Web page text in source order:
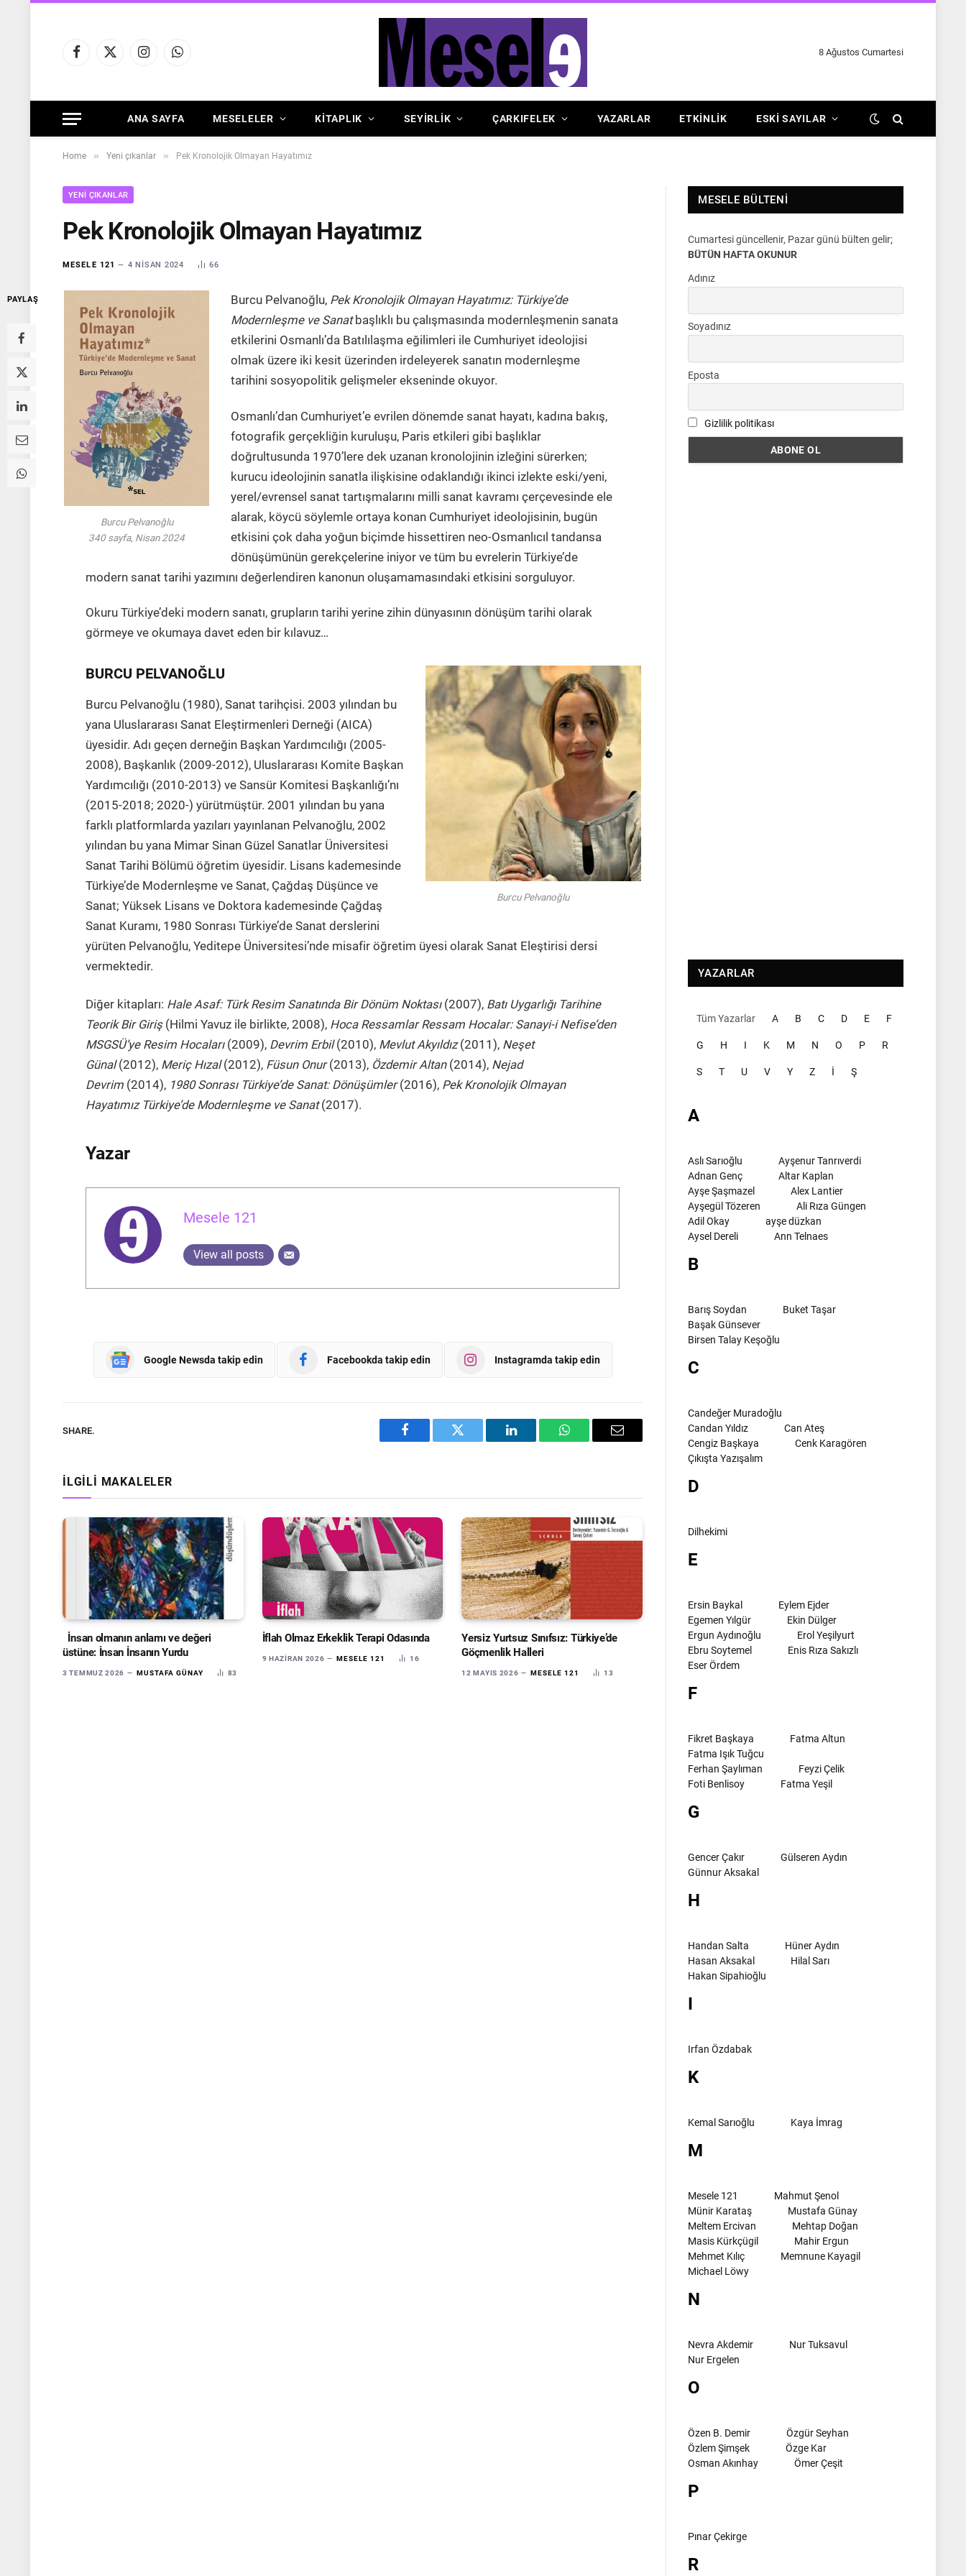
Facebook
X
InstagramWhatsApp
8 Ağustos Cumartesi
ANA SAYFA MESELELER KİTAPLIK SEYİRLİK ÇARKIFELEK YAZARLAR ETKINLIK ESKI SAYILAR
Home » Yeni çıkanlar » Pek Kronolojik Olmayan Hayatımız
YENI ÇIKANLAR
Pek Kronolojik Olmayan Hayatımız
MESELE 121 4 NISAN 2024 66
PAYLAŞ
Burcu Pelvanoğlu
340 sayfa, Nisan 2024
Burcu Pelvanoğlu, Pek Kronolojik Olmayan Hayatımız: Türkiye’de
Modernleşme ve Sanatbaşlıklı bu çalışmasında modernleşmenin sanata
etkilerini Osmanlı’da Batılılaşma eğilimleri ile Cumhuriyet ideolojisi
olmak üzere iki kesit üzerinden irdeleyerek sanatın modernleşme
tarihini sosyopolitik gelişmeler ekseninde okuyor.
Osmanlı’dan Cumhuriyet’e evrilen dönemde sanat hayatı, kadına bakış,
fotografik gerçekliğin kuruluşu, Paris etkileri gibi başlıklar
doğrultusunda 1970’lere dek uzanan kronolojinin izleğini sürerken;
kurucu ideolojinin sanatla ilişkisine odaklandığı ikinci izlekte eski/yeni,
yerel/evrensel sanat tartışmalarını milli sanat kavramı çerçevesinde ele
alarak, köycü söylemle ortaya konan Cumhuriyet ideolojisinin, bugün
etkisini çok daha yoğun biçimde hissettiren neo-Osmanlıcıl tandansa
dönüşümünün gerekçelerine iniyor ve tüm bu evrelerin Türkiye’de
modern sanat tarihi yazımını değerlendiren kanonun oluşamamasındaki etkisini sorguluyor.
Okuru Türkiye’deki modern sanatı, grupların tarihi yerine zihin dünyasının dönüşüm tarihi olarak
görmeye ve okumaya davet eden bir kılavuz…
Burcu Pelvanoğlu
BURCU PELVANOĞLU
Burcu Pelvanoğlu (1980), Sanat tarihçisi. 2003 yılından bu
yana Uluslararası Sanat Eleştirmenleri Derneği (AICA)
üyesidir. Adı geçen derneğin Başkan Yardımcılığı (2005-
2008), Başkanlık (2009-2012), Uluslararası Komite Başkan
Yardımcılığı (2010-2013) ve Sansür Komitesi Başkanlığı’nı
(2015-2018; 2020-) yürütmüştür. 2001 yılından bu yana
farklı platformlarda yazıları yayınlanan Pelvanoğlu, 2002
yılından bu yana Mimar Sinan Güzel Sanatlar Üniversitesi
Sanat Tarihi Bölümü öğretim üyesidir. Lisans kademesinde
Türkiye’de Modernleşme ve Sanat, Çağdaş Düşünce ve
Sanat; Yüksek Lisans ve Doktora kademesinde Çağdaş
Sanat Kuramı, 1980 Sonrası Türkiye’de Sanat derslerini
yürüten Pelvanoğlu, Yeditepe Üniversitesi’nde misafir öğretim üyesi olarak Sanat Eleştirisi dersi
vermektedir.
Diğer kitapları: Hale Asaf: Türk Resim Sanatında Bir Dönüm Noktası(2007), Batı Uygarlığı Tarihine
Teorik Bir Giriş (Hilmi Yavuz ile birlikte, 2008), Hoca Ressamlar Ressam Hocalar: Sanayi-i Nefise’den
MSGSÜ’ye Resim Hocaları (2009),Devrim Erbil(2010), Mevlut Akyıldız(2011), Neşet
Günal(2012), Meriç Hızal(2012), Füsun Onur(2013),Özdemir Altan(2014), Nejad
Devrim(2014), 1980 Sonrası Türkiye’de Sanat: Dönüşümler(2016), Pek Kronolojik Olmayan
Hayatımız Türkiye’de Modernleşme ve Sanat(2017).
Yazar
Mesele 121
View all posts
Google Newsda takip edin Facebookda takip edin Instagramda takip edin
SHARE.
Facebook Twitter LinkedIn WhatsAppEmail
İLGILI MAKALELER
İnsan olmanın anlamı ve değeri
üstüne: İnsan İnsanın Yurdu
3 TEMMUZ 2026 MUSTAFA GÜNAY 83
İflah Olmaz Erkeklik Terapi Odasında
9 HAZIRAN 2026 MESELE 121 16
Yersiz Yurtsuz Sınıfsız: Türkiye’de
Göçmenlik Halleri
12 MAYIS 2026 MESELE 121 13
MESELE BÜLTENI
Cumartesi güncellenir, Pazar günü bülten gelir;
BÜTÜN HAFTA OKUNUR
Adınız
Soyadınız
Eposta
Gizlilik politikası
YAZARLAR
Tüm Yazarlar A B C D E F
G H I K M N O P R
S T U V Y Z İ Ş
A
Aslı Sarıoğlu
Ayşenur Tanrıverdi
Adnan Genç
Altar Kaplan
Ayşe Şaşmazel
Alex Lantier
Ayşegül Tözeren
Ali Rıza Güngen
Adil Okay
ayşe düzkan
Aysel Dereli
Ann Telnaes
B
Barış Soydan
Buket Taşar
Başak Günsever
Birsen Talay Keşoğlu
C
Candeğer Muradoğlu
Candan Yıldız
Can Ateş
Cengiz Başkaya
Cenk Karagören
Çıkışta Yazışalım
D
Dilhekimi
E
Ersin Baykal
Eylem Ejder
Egemen Yılgür
Ekin Dülger
Ergun Aydınoğlu
Erol Yeşilyurt
Ebru Soytemel
Enis Rıza Sakızlı
Eser Ördem
F
Fikret Başkaya
Fatma Altun
Fatma Işık Tuğcu
Ferhan Şaylıman
Feyzi Çelik
Foti Benlisoy
Fatma Yeşil
G
Gencer Çakır
Gülseren Aydın
Günnur Aksakal
H
Handan Salta
Hüner Aydın
Hasan Aksakal
Hilal Sarı
Hakan Sipahioğlu
I
Irfan Özdabak
K
Kemal Sarıoğlu Kaya İmrag
M
Mesele 121
Mahmut Şenol
Münir Karataş
Mustafa Günay
Meltem Ercivan
Mehtap Doğan
Masis Kürkçügil
Mahir Ergun
Mehmet Kılıç
Memnune Kayagil
Michael Löwy
N
Nevra Akdemir
Nur Tuksavul
Nur Ergelen
O
Özen B. Demir
Özgür Seyhan
Özlem Şimşek
Özge Kar
Osman Akınhay
Ömer Çeşit
P
Pınar Çekirge
R